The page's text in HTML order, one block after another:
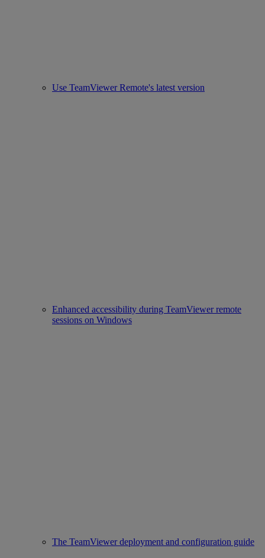
Use TeamViewer Remote's latest version
Enhanced accessibility during TeamViewer remote
sessions on Windows
The TeamViewer deployment and configuration guide